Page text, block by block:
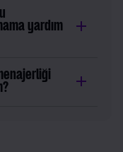
yardım